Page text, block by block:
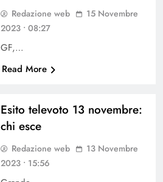
Redazione web
15 Novembre
2023 • 08:27
GF,…
Read More
Esito televoto 13 novembre:
chi esce
Redazione web
13 Novembre
2023 • 15:56